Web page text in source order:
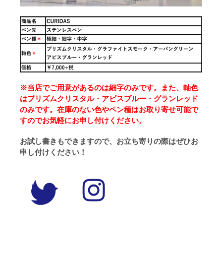
※当店でご用意があるのは細字のみです。また、軸色
はプリズムクリスタル・アビスブルー・グランレッド
のみです。在庫のない色やペン種はお取り寄せ可能で
すのでお気軽にお申し付けください。
お試し書きもできますので、お立ち寄りの際はぜひお
申し付けください！